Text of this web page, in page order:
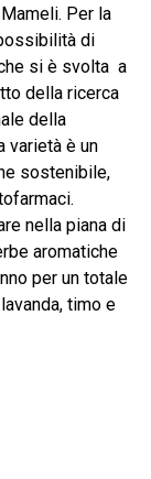
Per la
di
si è svolta a
della ricerca
della
varietà è un
sostenibile,
nella piana di
aromatiche
per un totale
timo e